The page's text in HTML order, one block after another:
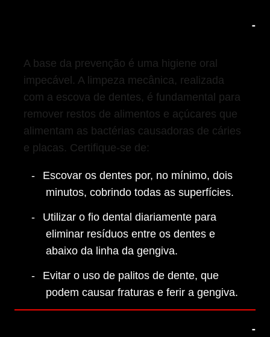
A base da prevenção é uma higiene oral
impecável. A limpeza mecânica, realizada
com a escova de dentes, é fundamental para
remover restos de alimentos e açúcares que
alimentam as bactérias causadoras de cáries
e placas. Certifique-se de:
Escovar os dentes por, no mínimo, dois
minutos, cobrindo todas as superfícies.
Utilizar o fio dental diariamente para
eliminar resíduos entre os dentes e
abaixo da linha da gengiva.
Evitar o uso de palitos de dente, que
podem causar fraturas e ferir a gengiva.